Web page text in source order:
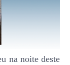
na noite deste